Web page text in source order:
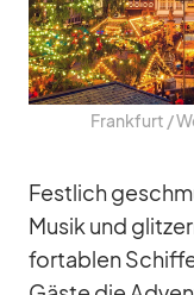
Frank­furt /​
Fest­lich
Mu­sik und
for­ta­blen